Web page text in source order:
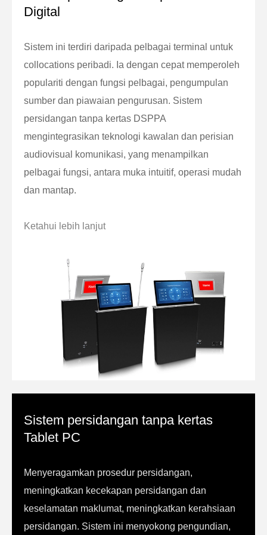
Digital
Sistem ini terdiri daripada pelbagai terminal untuk
collocations peribadi. Ia dengan cepat memperoleh
populariti dengan fungsi pelbagai, pengumpulan
sumber dan piawaian pengurusan. Sistem
persidangan tanpa kertas DSPPA
mengintegrasikan teknologi kawalan dan perisian
audiovisual komunikasi, yang menampilkan
pelbagai fungsi, antara muka intuitif, operasi mudah
dan mantap.
Ketahui lebih lanjut
Sistem persidangan tanpa kertas
Tablet PC
Menyeragamkan prosedur persidangan,
meningkatkan kecekapan persidangan dan
keselamatan maklumat, meningkatkan kerahsiaan
persidangan. Sistem ini menyokong pengundian,